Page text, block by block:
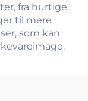
fra hurtige
til mere
som kan